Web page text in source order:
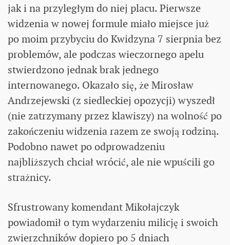
jak i na przyległym do niej placu. Pierwsze
widzenia w nowej formule miało miejsce już
po moim przybyciu do Kwidzyna 7 sierpnia bez
problemów, ale podczas wieczornego apelu
stwierdzono jednak brak jednego
internowanego. Okazało się, że Mirosław
Andrzejewski (z siedleckiej opozycji) wyszedł
(nie zatrzymany przez klawiszy) na wolność po
zakończeniu widzenia razem ze swoją rodziną.
Podobno nawet po odprowadzeniu
najbliższych chciał wrócić, ale nie wpuścili go
strażnicy.
Sfrustrowany komendant Mikołajczyk
powiadomił o tym wydarzeniu milicję i swoich
zwierzchników dopiero po 5 dniach